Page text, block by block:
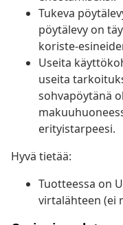
Tukeva
pöytälevy on
koriste-
Useita
useita
sohvapöytänä
erityistarpeesi.
Hyvä tietää:
Tuotteessa on
virtalähteen (ei